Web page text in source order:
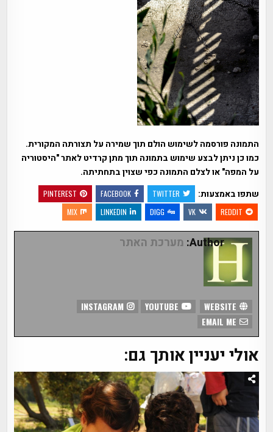
התמונה פורסמה לשימוש הולם תוך שמירה על תצורתה המקורית.
כמו כן ניתן לבצע שימוש בתמונה תוך מתן קרדיט לאתר "היסטוריה
על המפה" או לצלם התמונה כפי שצוין בתחתיתה.
שתפו באמצעות:
TWITTER
FACEBOOK
PINTEREST
REDDIT
VK
DIGG
LINKEDIN
MIX
Author: מערכת האתר
INSTAGRAM
אולי יעניין אותך גם: